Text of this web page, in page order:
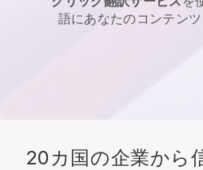
語にあなたのコンテン
20カ国の企業から